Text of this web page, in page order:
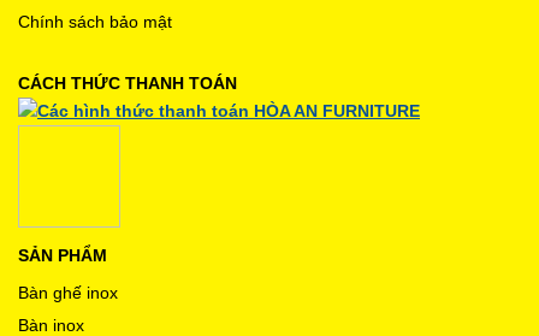
Chính sách bảo mật
CÁCH THỨC THANH TOÁN
SẢN PHẨM
Bàn ghế inox
Bàn inox